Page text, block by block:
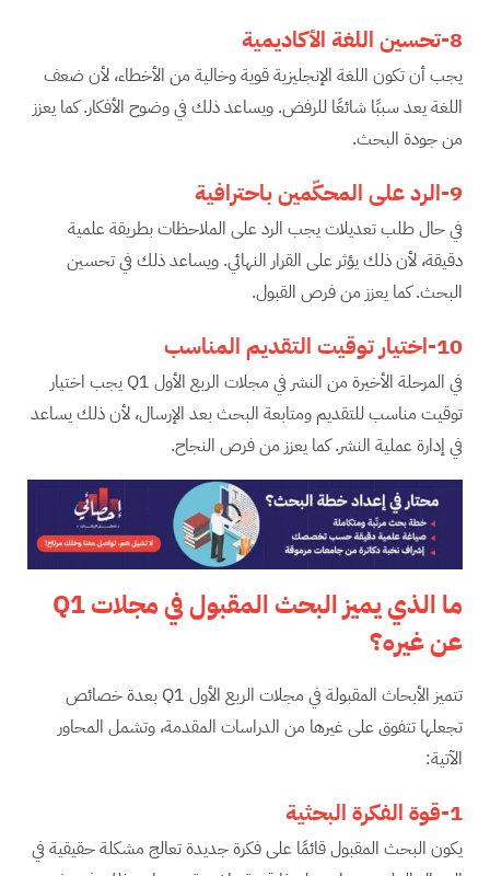
8-تحسين اللغة الأكاديمية
يجب أن تكون اللغة الإنجليزية قوية وخالية من الأخطاء، لأن ضعف
اللغة يعد سببًا شائعًا للرفض. ويساعد ذلك في وضوح الأفكار. كما يعزز
من جودة البحث.
9-الرد على المحكّمين باحترافية
في حال طلب تعديلات يجب الرد على الملاحظات بطريقة علمية
دقيقة، لأن ذلك يؤثر على القرار النهائي. ويساعد ذلك في تحسين
البحث. كما يعزز من فرص القبول.
10-اختيار توقيت التقديم المناسب
في المرحلة الأخيرة من النشر في مجلات الربع الأول Q1 يجب اختيار
توقيت مناسب للتقديم ومتابعة البحث بعد الإرسال، لأن ذلك يساعد
في إدارة عملية النشر. كما يعزز من فرص النجاح.
ما الذي يميز البحث المقبول في مجلات
عن غيره؟
تتميز الأبحاث المقبولة في مجلات الربع الأول Q1 بعدة خصائص
تجعلها تتفوق على غيرها من الدراسات المقدمة، وتشمل المحاور
الآتية:
1-قوة الفكرة البحثية
يكون البحث المقبول قائمًا على فكرة جديدة تعالج مشكلة حقيقية في